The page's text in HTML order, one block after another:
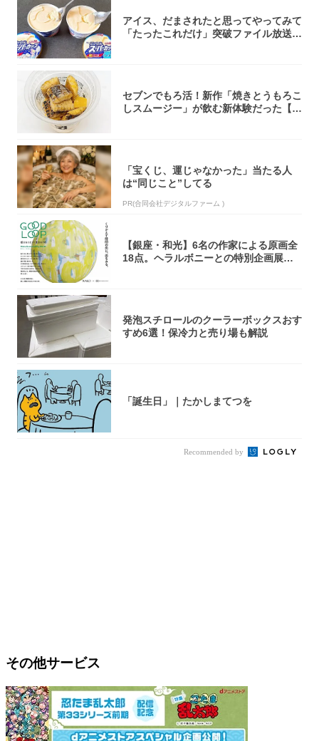
アイス、だまされたと思ってやってみて
「たったこれだけ」突破ファイル放送で
セブンでもろ活！新作「焼きとうもろこ
しスムージー」が飲む新体験だった【東
「宝くじ、運じゃなかった」当たる人
は“同じこと”してる
PR(合同会社デジタルファーム )
【銀座・和光】6名の作家による原画全
18点。ヘラルボニーとの特別企画展「G
発泡スチロールのクーラーボックスおす
すめ6選！保冷力と売り場も解説
「誕生日」｜たかしまてつを
Recommended by
その他サービス